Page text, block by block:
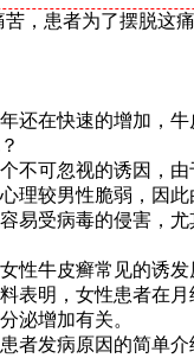
，患者为了摆脱
还在快速的增加，
不可忽视的诱因，
理较男性脆弱，因
易受病毒的侵害，
性牛皮癣常见的诱发
表明，女性患者在
泌增加有关。
者发病原因的简单